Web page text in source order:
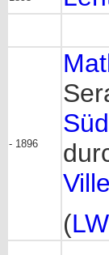
- 1896
(LW